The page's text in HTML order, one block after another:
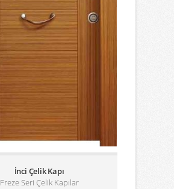
İnci Çelik Kapı
Freze Seri Çelik Kapılar